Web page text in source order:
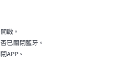
啟。
已關閉藍牙。
APP。